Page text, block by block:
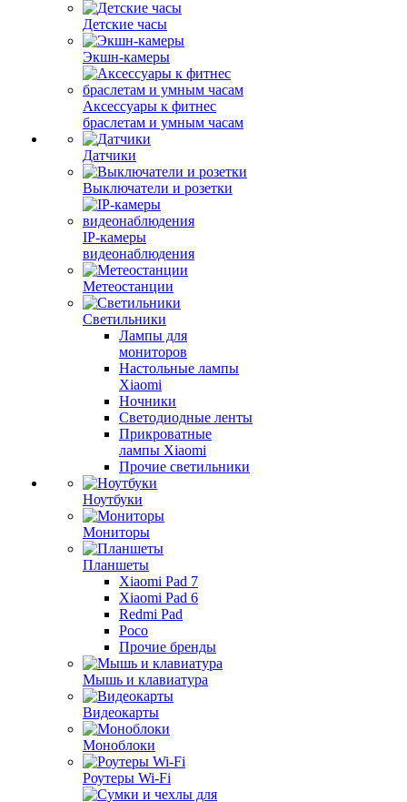
Детские часы
Экшн-камеры
Аксессуары к фитнес
браслетам и умным часам
Датчики
Выключатели и розетки
IP-камеры
видеонаблюдения
Метеостанции
Светильники
Лампы для
мониторов
Настольные лампы
Xiaomi
Ночники
Светодиодные ленты
Прикроватные
лампы Xiaomi
Прочие светильники
Ноутбуки
Мониторы
Планшеты
Xiaomi Pad 7
Xiaomi Pad 6
Redmi Pad
Poco
Прочие бренды
Мышь и клавиатура
Видеокарты
Моноблоки
Роутеры Wi-Fi